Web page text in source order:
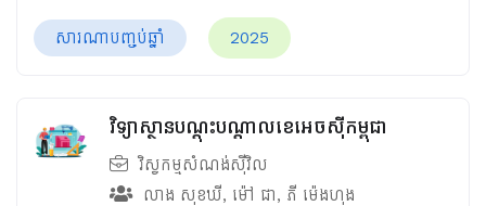
សារណាបញ្ចប់ឆ្នាំ 2025
វិទ្យាស្ថានបណ្តុះបណ្តាលខេអេចស៊ីកម្ពុជា
វិស្វកម្មសំណង់ស៊ីវិល
លាង សុខឃី, ម៉ៅ ជា, ភី ម៉េងហុង